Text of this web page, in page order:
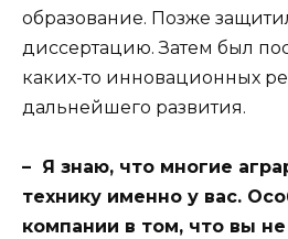
образование. Позже
диссертацию. Затем был
каких-то инновационных
дальнейшего развития.
– Я знаю, что многие
технику именно у вас.
компании в том, что вы